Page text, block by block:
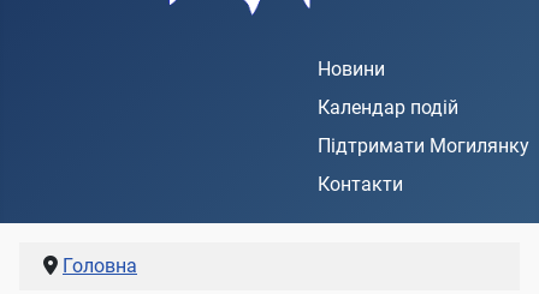
Новини
Календар подій
Підтримати Могилянку
Контакти
Головна